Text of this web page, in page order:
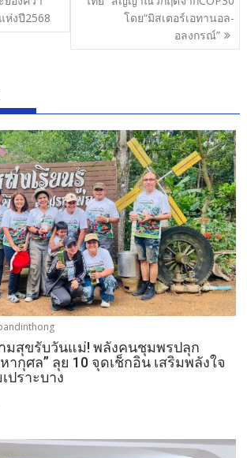
ห่งปี2568
โดย“มิสเตอร์เอทานอล-
อลงกรณ์”
มสุขรับวันแม่! พลังคนชุมพรปลุก
ากุศล” ลุย 10 จุดเช็กอิน เสริมพลังใจ
ปราะบาง